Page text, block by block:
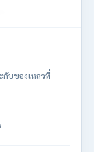
บของเหลวที่